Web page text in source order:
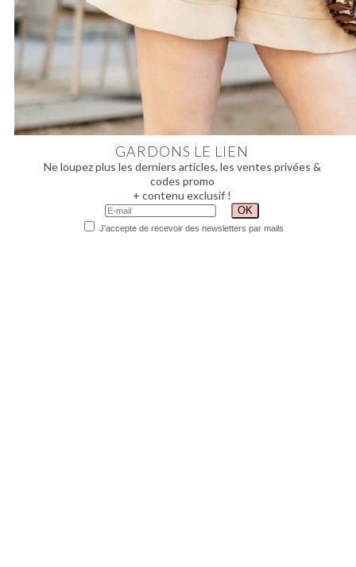
GARDONS LE LIEN
Ne loupez plus les derniers articles, les ventes privées &
codes promo
+ contenu exclusif !
J'accepte de recevoir des newsletters par mails